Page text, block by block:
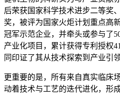
后荣获国家科学技术进步二等奖
奖，被评为国家火炬计划重点高
冠军示范企业，并牵头或参与了
产业化项目，累计获得专利授权
同印证了其从技术探索到产业引
更重要的是，所有来自真实临床
动着技术与工艺的迭代进化，形